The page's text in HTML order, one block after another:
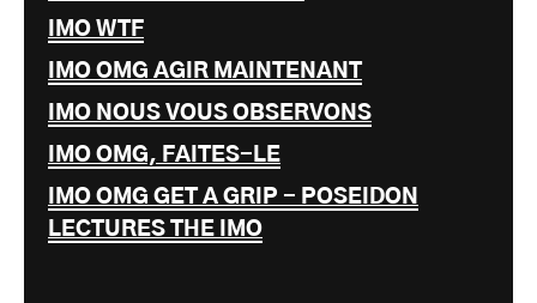
IMO WTF
IMO OMG AGIR MAINTENANT
IMO NOUS VOUS OBSERVONS
IMO OMG, FAITES-LE
IMO OMG GET A GRIP - POSEIDON
LECTURES THE IMO